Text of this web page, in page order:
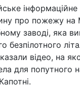
про пожежу на
заводі, яка
безпілотного
відео, на
для попутного